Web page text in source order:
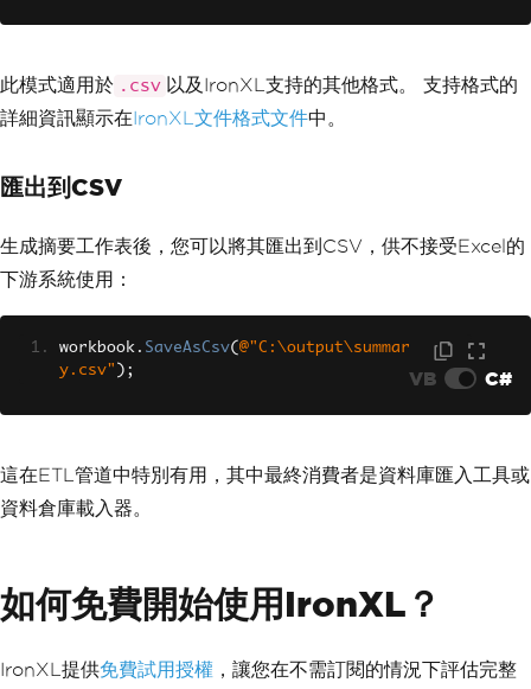
此模式適用於 .csv 以及IronXL支持的其他格式。 支持格式的
詳細資訊顯示在IronXL文件格式文件中。
匯出到CSV
生成摘要工作表後，您可以將其匯出到CSV，供不接受Excel的
下游系統使用：
workbook . SaveAsCsv( @"C:\output\summar
y.csv" ); VB C#
這在ETL管道中特別有用，其中最終消費者是資料庫匯入工具或
資料倉庫載入器。
如何免費開始使用IronXL？
IronXL提供免費試用授權 ，讓您在不需訂閱的情況下評估完整